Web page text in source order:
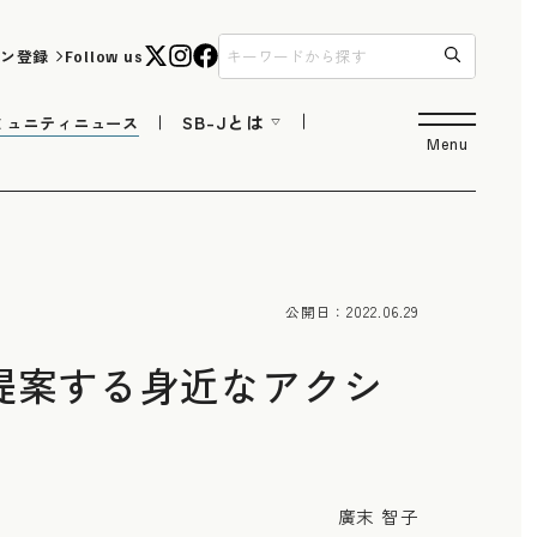
登録 Follow us
ュニティニュース SB-Jとは
Menu
公開日：2022.06.29
する身近なアクシ
廣末 智子